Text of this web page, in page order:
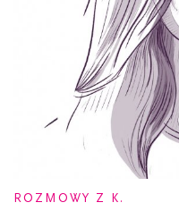
ROZMOWY Z K.